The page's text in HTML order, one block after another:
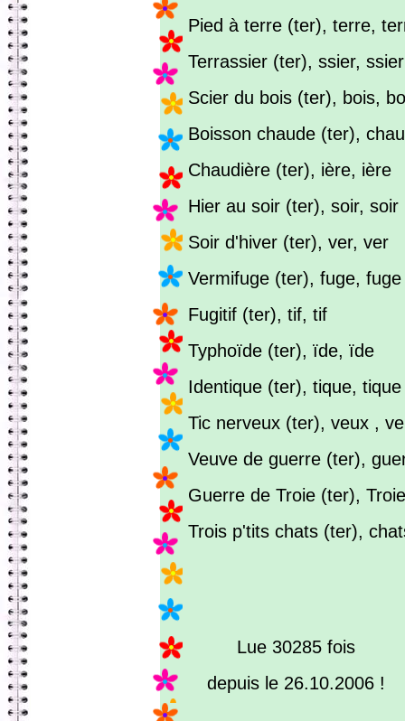
Pied à terre (ter), terre,
Terrassier (ter), ssier, ssier
Scier du bois (ter), bois,
Boisson chaude (ter),
Chaudière (ter), ière, ière
Hier au soir (ter), soir, soir
Soir d'hiver (ter), ver, ver
Vermifuge (ter), fuge, fuge
Fugitif (ter), tif, tif
Typhoïde (ter), ïde, ïde
Identique (ter), tique, tique
Tic nerveux (ter), veux ,
Veuve de guerre (ter),
Guerre de Troie (ter),
Trois p'tits chats (ter),
Lue 30285 fois
depuis le 26.10.2006 !